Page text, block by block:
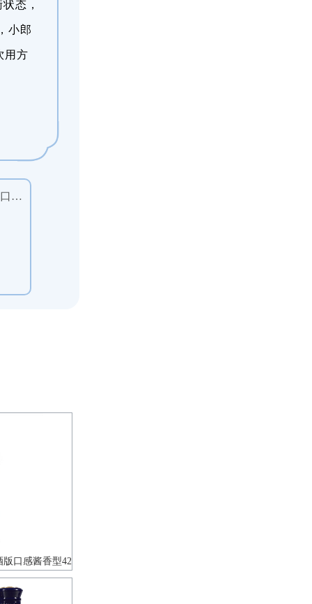
态，
小郎
用方
四川郎酒嘉宾郎小酒口感浓香型45度白酒100ml单瓶装
口感酱香型42
装